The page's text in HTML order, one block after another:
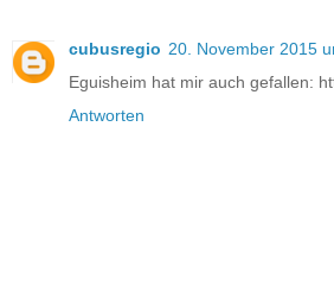
cubusregio 20. November 2015
Eguisheim hat mir auch gefallen:
Antworten